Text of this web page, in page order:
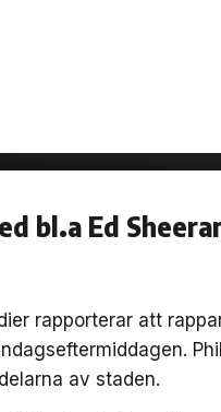
2022
till
bl.a Ed
rapporterar att
av staden.